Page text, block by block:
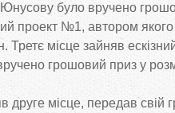
Юнусову було вручено
проект №1, автором
Третє місце зайняв
грошовий приз у
друге місце, передав